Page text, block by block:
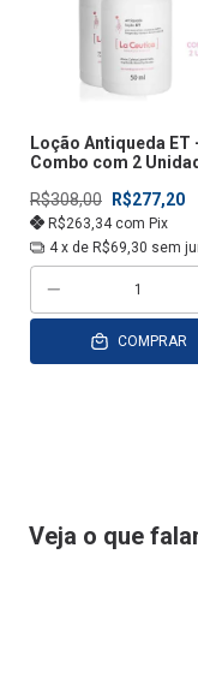
Loção Antiqueda ET
Combo com 2
R$308,00
R$277,20
R$263,34 com Pix
4 x de R$69,30 sem
COMPRAR
Veja o que